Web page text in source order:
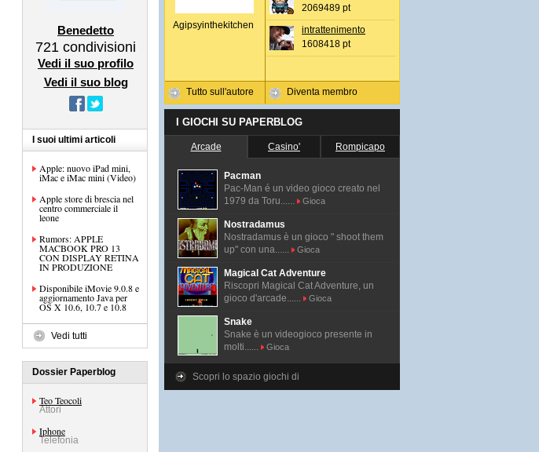
Benedetto
721 condivisioni
Vedi il suo profilo
Vedi il suo blog
I suoi ultimi articoli
Apple: nuovo iPad mini,
iMac e iMac mini (Video)
Apple store di brescia nel
centro commerciale il
leone
Rumors: APPLE
MACBOOK PRO 13
CON DISPLAY RETINA
IN PRODUZIONE
Disponibile iMovie 9.0.8 e
aggiornamento Java per
OS X 10.6, 10.7 e 10.8
Vedi tutti
Dossier Paperblog
Teo Teocoli
Attori
Iphone
Telefonia
Agipsyinthekitchen
Tutto sull'autore
2069489 pt
intrattenimento
1608418 pt
Diventa membro
I GIOCHI SU PAPERBLOG
Arcade Casino' Rompicapo
Pacman
Pac-Man é un video gioco creato nel
1979 da Toru......
Gioca
Nostradamus
Nostradamus è un gioco " shoot them
up" con una......
Gioca
Magical Cat Adventure
Riscopri Magical Cat Adventure, un
gioco d'arcade......
Gioca
Snake
Snake è un videogioco presente in
molti......
Gioca
Scopri lo spazio giochi di